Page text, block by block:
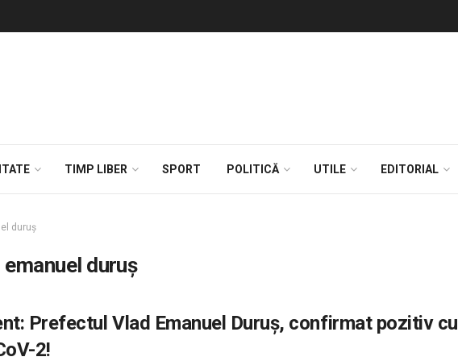
TIMP LIBER SPORT POLITICĂ UTILE EDITORIAL
duruș
duruș
Prefectul Vlad Emanuel Duruș, confirmat pozitiv cu
2!